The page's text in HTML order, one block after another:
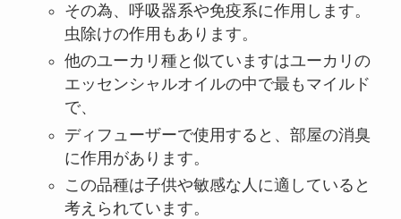
その為、呼吸器系や免疫系に作用します。
虫除けの作用もあります。
他のユーカリ種と似ていますはユーカリの
エッセンシャルオイルの中で最もマイルド
で、
ディフューザーで使用すると、部屋の消臭
に作用があります。
この品種は子供や敏感な人に適していると
考えられています。